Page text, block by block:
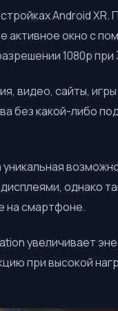
Android XR.
активное окно с
1080p при
видео, сайты,
без какой-либо
однако
на смартфоне.
увеличивает
при высокой